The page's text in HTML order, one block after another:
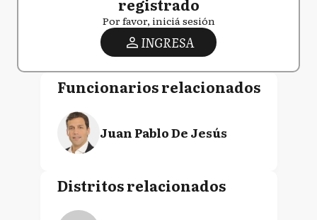
registrado
Por favor, iniciá sesión
INGRESA
Funcionarios relacionados
Juan Pablo De Jesús
Distritos relacionados